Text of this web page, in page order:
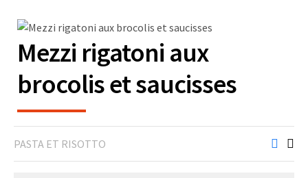
Mezzi rigatoni aux
brocolis et saucisses
PASTA ET RISOTTO